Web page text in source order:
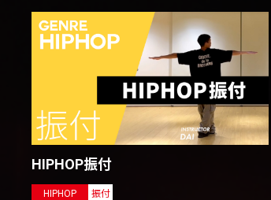
HIPHOP振付
HIPHOP 振付